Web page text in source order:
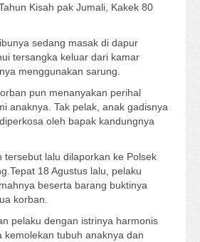
Kisah pak Jumali, Kakek 80
sedang masak di dapur
tersangka keluar dari kamar
menggunakan sarung.
pun menanyakan perihal
anaknya. Tak pelak, anak gadisnya
oleh bapak kandungnya
tersebut lalu dilaporkan ke Polsek
18 Agustus lalu, pelaku
beserta barang buktinya
korban.
pelaku dengan istrinya harmonis
kemolekan tubuh anaknya dan